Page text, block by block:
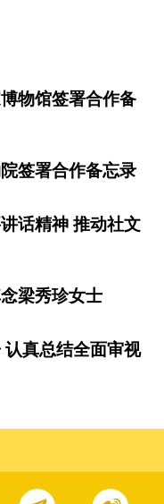
物馆签署合作备
签署合作备忘录
话精神 推动社文
梁秀珍女士
真总结全面审视